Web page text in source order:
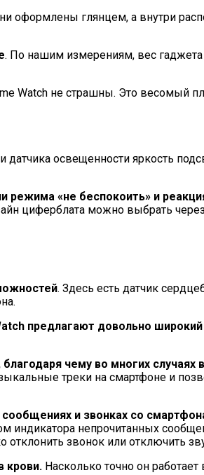
оформлены глянцем, а внутри
. По нашим измерениям, вес
Watch не страшны. Это весомый
датчика освещенности яркость
«не беспокоить» и
циферблата можно выбрать
. Здесь есть датчик
предлагают довольно
чему во многих случаях
треки на смартфоне и
и звонках со
индикатора непрочитанных
звонок или отключить
крови. Насколько точно он